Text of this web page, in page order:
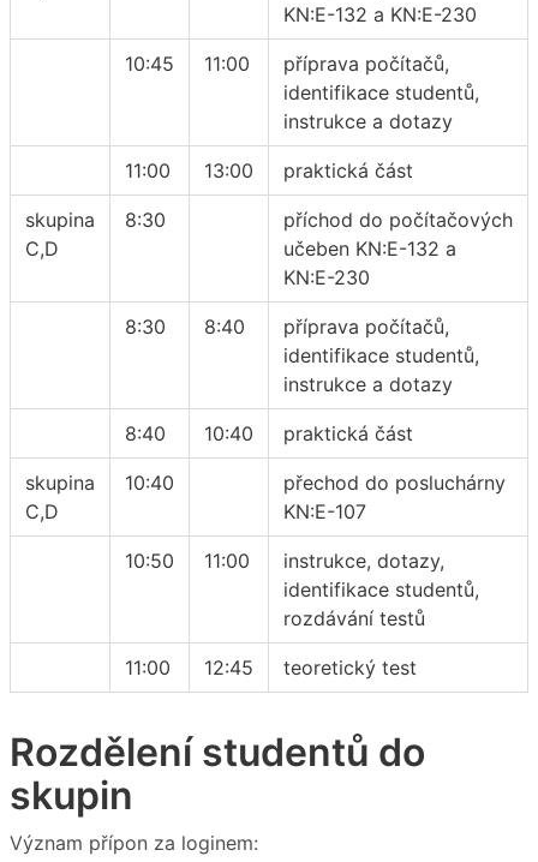
KN:E-132 a KN:E-230
10:45 11:00
příprava počítačů,
identifikace studentů,
instrukce a dotazy
11:00 13:00 praktická část
skupina
C,D
8:30
příchod do počítačových
učeben KN:E-132 a
KN:E-230
8:30 8:40
příprava počítačů,
identifikace studentů,
instrukce a dotazy
8:40 10:40 praktická část
skupina
C,D
10:40
přechod do posluchárny
KN:E-107
10:50 11:00
instrukce, dotazy,
identifikace studentů,
rozdávání testů
11:00 12:45 teoretický test
Rozdělení studentů do
skupin
Význam přípon za loginem: